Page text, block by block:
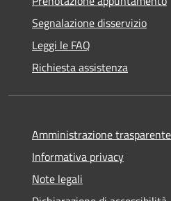
Segnalazione disservizio
Leggi le FAQ
Richiesta assistenza
Amministrazione trasparente
Informativa privacy
Note legali